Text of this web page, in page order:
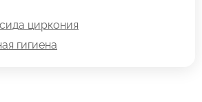
циркония
гигиена